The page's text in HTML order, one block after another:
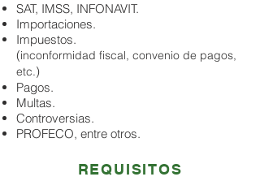
SAT, IMSS, INFONAVIT.
Importaciones.
Impuestos.
(inconformidad fiscal, convenio de pagos,
etc.)
Pagos.
Multas.
Controversias.
PROFECO, entre otros.
REQUISITOS